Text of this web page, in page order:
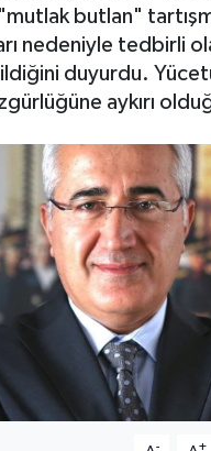
butlan"
nedeniyle tedbirli
duyurdu.
aykırı
- +